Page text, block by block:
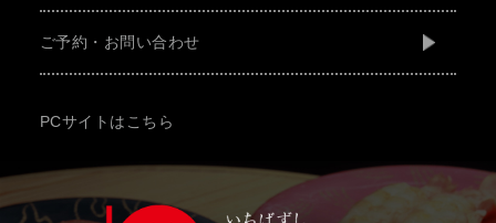
ご予約・お問い合わせ
PCサイトはこちら